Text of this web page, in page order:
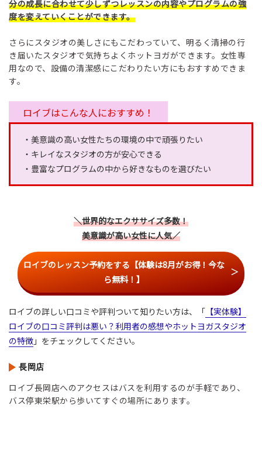
分の成長に合わせて少しずつレッスンの内容やプログラムの強
度を変えていくことができます。
さらにスタジオの美しさにもこだわっていて、明るく清掃の行
き届いたスタジオで気持ちよくホットヨガができます。女性専
用なので、設備の清潔感にこだわりたい方にもおすすめできま
す。
ロイブはこんな人におすすめ！
・美意識の高い女性たちの環境の中で頑張りたい
・キレイなスタジオの方が安心できる
・豊富なプログラムの中から好きなものを選びたい
＼世界的なエクササイズ多数！
美意識が高い女性に人気／
ロイブのレッスン予約をする【体験は8月がお得！今な
ら無料！】
ロイブの詳しい口コミや評判ついて知りたい方は、「 【実体験】
ロイブの口コミ評判は悪い？利用者の感想やホットヨガスタジオ
の特徴 」をチェックしてください。
長岡店
ロイブ長岡店へのアクセスはバスを利用するのが手軽であり、
バス停東栄駅から歩いてすぐの場所にあります。